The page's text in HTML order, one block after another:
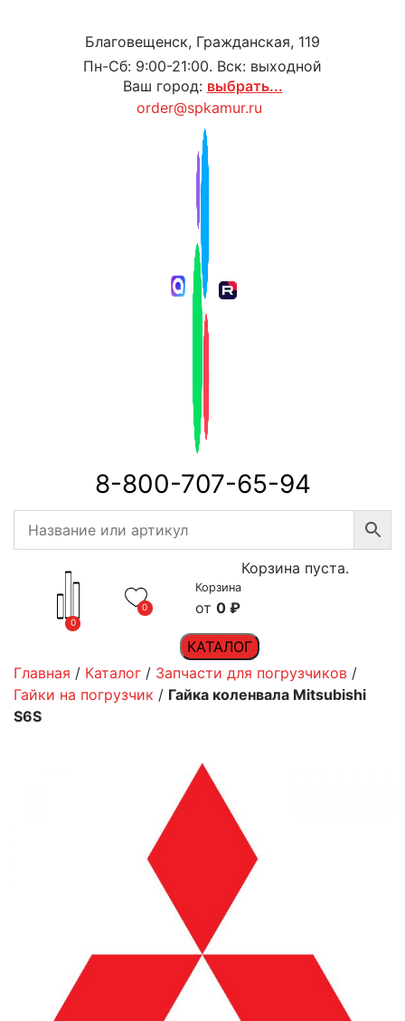
Благовещенск, Гражданская, 119
Пн-Сб: 9:00-21:00. Вск: выходной
Ваш город: выбрать...
order@spkamur.ru
8-800-707-65-94
0
0
Корзина
0 ₽
Корзина пуста.
КАТАЛОГ
Главная / Каталог / Запчасти для погрузчиков /
Гайки на погрузчик / Гайка коленвала Mitsubishi
S6S